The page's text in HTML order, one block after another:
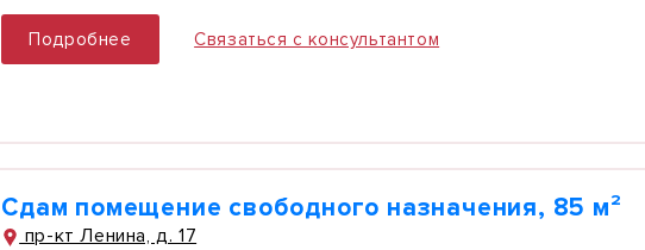
Подробнее Связаться с консультантом
Сдам помещение свободного назначения, 85 м²
пр-кт Ленина, д. 17